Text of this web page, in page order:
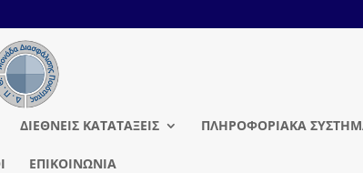
ΔΙΕΘΝΕΙΣ ΚΑΤΑΤΑΞΕΙΣ ΠΛΗΡΟΦΟΡΙΑΚΑ
ΕΠΙΚΟΙΝΩΝΙΑ